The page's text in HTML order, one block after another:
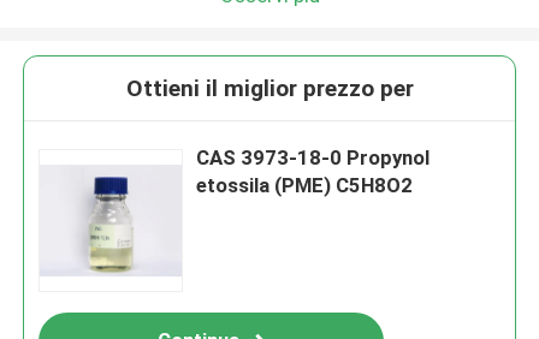
Ottieni il miglior prezzo per
CAS 3973-18-0 Propynol
etossila (PME) C5H8O2